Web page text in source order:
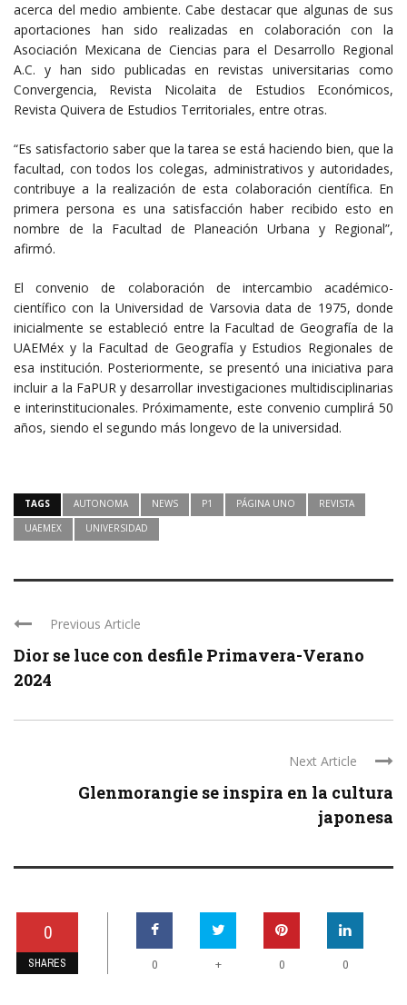
acerca del medio ambiente. Cabe destacar que algunas de sus
aportaciones han sido realizadas en colaboración con la
Asociación Mexicana de Ciencias para el Desarrollo Regional
A.C. y han sido publicadas en revistas universitarias como
Convergencia, Revista Nicolaita de Estudios Económicos,
Revista Quivera de Estudios Territoriales, entre otras.
“Es satisfactorio saber que la tarea se está haciendo bien, que la
facultad, con todos los colegas, administrativos y autoridades,
contribuye a la realización de esta colaboración científica. En
primera persona es una satisfacción haber recibido esto en
nombre de la Facultad de Planeación Urbana y Regional”,
afirmó.
El convenio de colaboración de intercambio académico-
científico con la Universidad de Varsovia data de 1975, donde
inicialmente se estableció entre la Facultad de Geografía de la
UAEMéx y la Facultad de Geografía y Estudios Regionales de
esa institución. Posteriormente, se presentó una iniciativa para
incluir a la FaPUR y desarrollar investigaciones multidisciplinarias
e interinstitucionales. Próximamente, este convenio cumplirá 50
años, siendo el segundo más longevo de la universidad.
TAGS AUTONOMA NEWS P1 PÁGINA UNO
REVISTA
UAEMEX
UNIVERSIDAD
Previous Article
Dior se luce con desfile Primavera-Verano
2024
Next Article
Glenmorangie se inspira en la cultura
japonesa
0
SHARES 0 + 0 0